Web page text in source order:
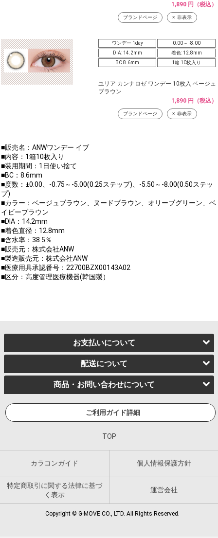
1,890 円（税込）
ブランドページ 非表示
ワンデー 1day
0.00～ -8.00
DIA: 14.2mm
着色: 12.8mm
BC 8.6mm
1箱 10枚入り
ユリア カンナロゼ ワンデー 10枚入 ベージュ
ブラウン
1,890 円（税込）
ブランドページ 非表示
■販売名：ANWワンデー イブ
■内容：1箱10枚入り
■装用期間：1日使い捨て
■BC：8.6mm
■度数：±0.00、-0.75～-5.00(0.25ステップ)、-5.50～-8.00(0.50ステッ
プ)
■カラー：ベージュブラウン、ヌードブラウン、オリーブグリーン、ベ
イビーブラウン
■DIA：14.2mm
■着色直径：12.8mm
■含水率：38.5％
■販売元：株式会社ANW
■製造販売元：株式会社ANW
■医療用具承認番号：22700BZX00143A02
■区分：高度管理医療機器(韓国製）
お支払いについて
配送について
商品・お問い合わせについて
ご利用ガイド詳細
TOP
カラコンガイド 個人情報保護方針
特定商取引に関する法律に基づ
く表示
運営会社
Copyright © G-MOVE CO., LTD. All Rights Reserved.